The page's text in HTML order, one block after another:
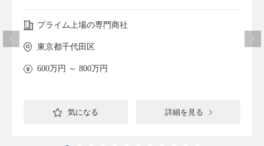
プライム上場の専門商社
東京都千代田区
600万円 ～ 800万円
気になる 詳細を見る